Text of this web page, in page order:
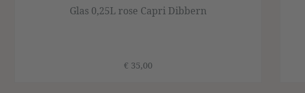
Glas 0,25L rose Capri Dibbern
€ 35,00